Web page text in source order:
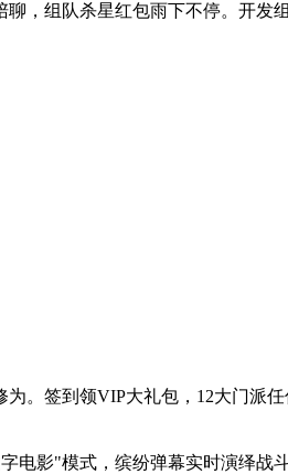
聊，组队杀星红包雨下不停。开
。签到领VIP大礼包，12大门
电影"模式，缤纷弹幕实时演绎战